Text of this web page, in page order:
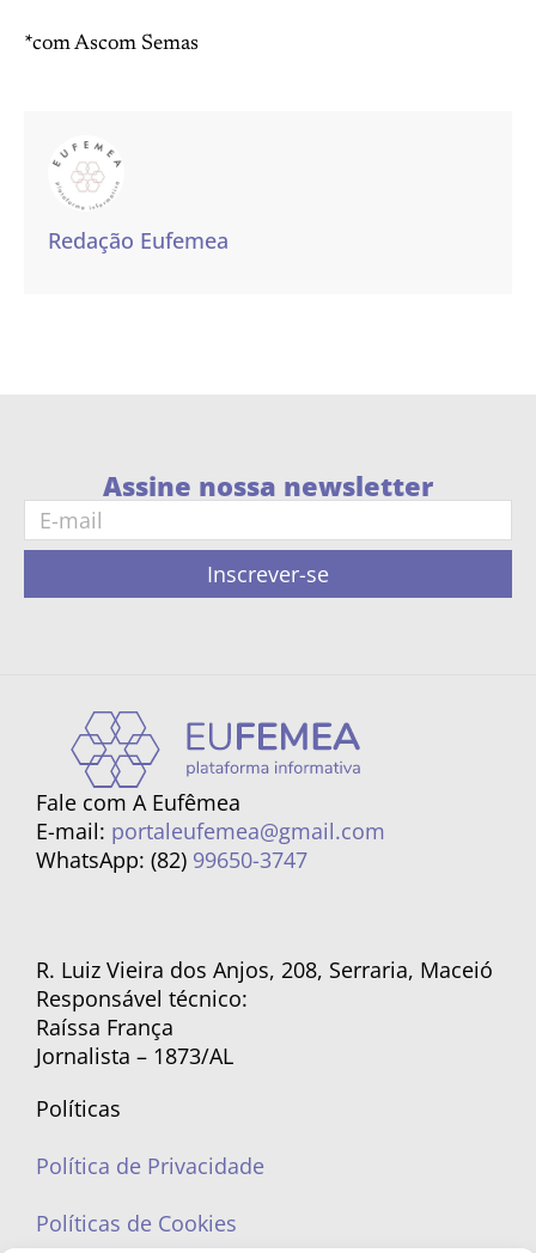
*com Ascom Semas
Redação Eufemea
Assine nossa newsletter
Inscrever-se
Fale com A Eufêmea
E-mail: portaleufemea@gmail.com
WhatsApp: (82) 99650-3747
R. Luiz Vieira dos Anjos, 208, Serraria, Maceió
Responsável técnico:
Raíssa França
Jornalista – 1873/AL
Políticas
Política de Privacidade
Políticas de Cookies